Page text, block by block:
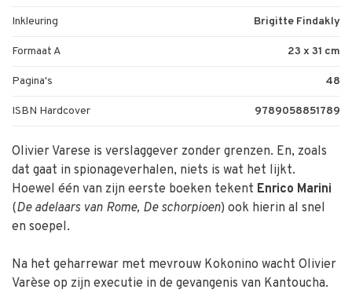
Inkleuring Brigitte Findakly
Formaat A 23 x 31 cm
Pagina's 48
ISBN Hardcover 9789058851789
Olivier Varese is verslaggever zonder grenzen. En, zoals
dat gaat in spionageverhalen, niets is wat het lijkt.
Hoewel één van zijn eerste boeken tekent Enrico Marini
(De adelaars van Rome, De schorpioen) ook hierin al snel
en soepel.
Na het geharrewar met mevrouw ­Kokonino wacht Olivier
Varèse op zijn executie in de gevangenis van Kantoucha.